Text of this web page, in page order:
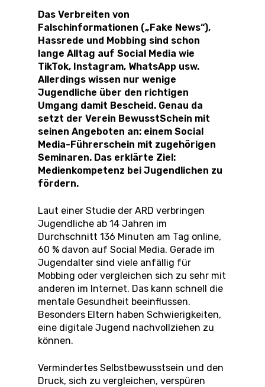
Das Verbreiten von
Falschinformationen („Fake News“),
Hassrede und Mobbing sind schon
lange Alltag auf Social Media wie
TikTok, Instagram, WhatsApp usw.
Allerdings wissen nur wenige
Jugendliche über den richtigen
Umgang damit Bescheid. Genau da
setzt der Verein BewusstSchein mit
seinen Angeboten an: einem Social
Media-Führerschein mit zugehörigen
Seminaren. Das erklärte Ziel:
Medienkompetenz bei Jugendlichen zu
fördern.
Laut einer Studie der ARD verbringen
Jugendliche ab 14 Jahren im
Durchschnitt 136 Minuten am Tag online,
60 % davon auf Social Media. Gerade im
Jugendalter sind viele anfällig für
Mobbing oder vergleichen sich zu sehr mit
anderen im Internet. Das kann schnell die
mentale Gesundheit beeinflussen.
Besonders Eltern haben Schwierigkeiten,
eine digitale Jugend nachvollziehen zu
können.
Vermindertes Selbstbewusstsein und den
Druck, sich zu vergleichen, verspüren